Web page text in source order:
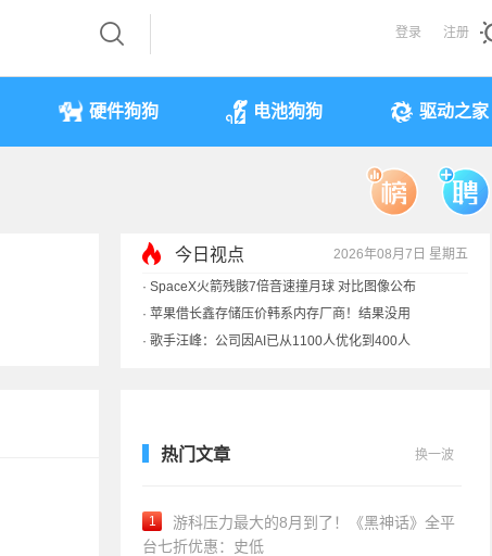
登录 注册
硬件狗狗 电池狗狗 驱动之家
今日视点 2026年08月7日 星期五
· SpaceX火箭残骸7倍音速撞月球 对比图像公布
· 苹果借长鑫存储压价韩系内存厂商！结果没用
· 歌手汪峰：公司因AI已从1100人优化到400人
热门文章 换一波
1
游科压力最大的8月到了！《黑神话》全平
台七折优惠：史低